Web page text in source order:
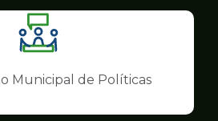
Ilustração
da
pagina
Conselhos
Municipal de Políticas